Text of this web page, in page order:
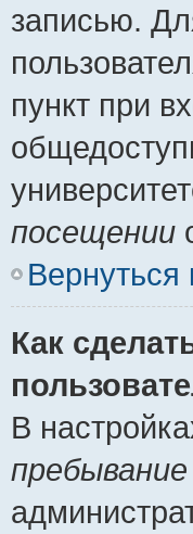
записью.
пункт при
посещении
Вернуться
Как
В